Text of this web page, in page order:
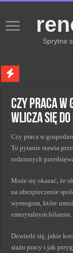
Sprytne
Kiedy zmieniać
Monitorowanie
Kryzys a zmiana
Adaptacja strategii PR
Czy praca w
wlicza się
Czy praca w
To pytanie stawia
rodzinnych
Może się okazać, że
na ubezpieczenie
wymogom, które
emerytalnym bilansie.
Dowiedz się, jakie
stażu pracy i jak